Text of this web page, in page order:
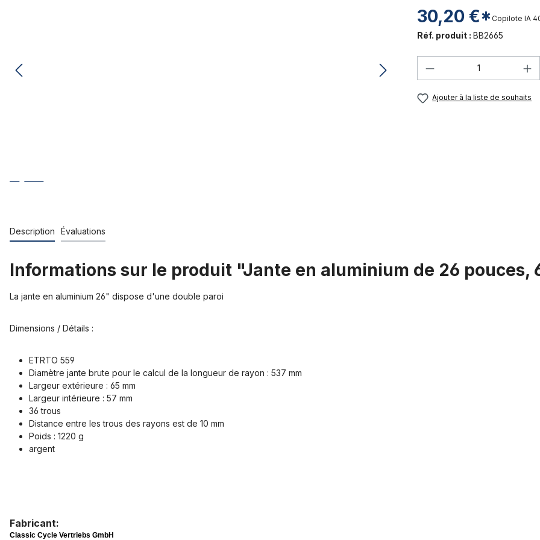
30,20 €* Copilote IA
Réf. produit : BB2665
Quantité de
Ajouter à la liste de souhaits
Description Évaluations
Informations sur le produit "Jante en aluminium de 26 pouces,
La jante en aluminium 26" dispose d'une double paroi
Dimensions / Détails :
ETRTO 559
Diamètre jante brute pour le calcul de la longueur de rayon : 537 mm
Largeur extérieure : 65 mm
Largeur intérieure : 57 mm
36 trous
Distance entre les trous des rayons est de 10 mm
Poids : 1220 g
argent
Fabricant:
Classic Cycle Vertriebs GmbH